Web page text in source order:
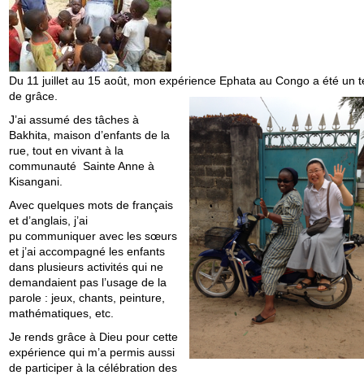
Du 11 juillet au 15 août, mon expérience Ephata au Congo a été un
de grâce.
J’ai assumé des tâches à
Bakhita, maison d’enfants de la
rue, tout en vivant à la
communauté Sainte Anne à
Kisangani.
Avec quelques mots de français
et d’anglais, j’ai
pu communiquer avec les sœurs
et j’ai accompagné les enfants
dans plusieurs activités qui ne
demandaient pas l’usage de la
parole : jeux, chants, peinture,
mathématiques, etc.
Je rends grâce à Dieu pour cette
expérience qui m’a permis aussi
de participer à la célébration des